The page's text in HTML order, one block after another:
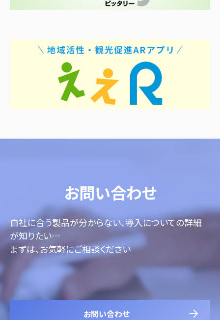
お問い合わせ
自社に合う製品が分からない、導入についての詳細
が知りたい…
まずは、お気軽にご相談ください
お問い合わせ